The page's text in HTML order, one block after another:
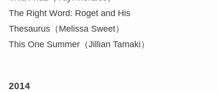
The Right Word: Roget and His
Thesaurus（Melissa Sweet）
This One Summer（Jillian Tamaki）
2014